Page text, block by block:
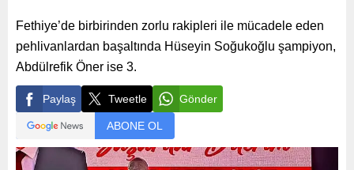
Fethiye’de birbirinden zorlu rakipleri ile mücadele eden
pehlivanlardan başaltında Hüseyin Soğukoğlu şampiyon,
Abdülrefik Öner ise 3.
Paylaş Tweetle Gönder
ABONE OL